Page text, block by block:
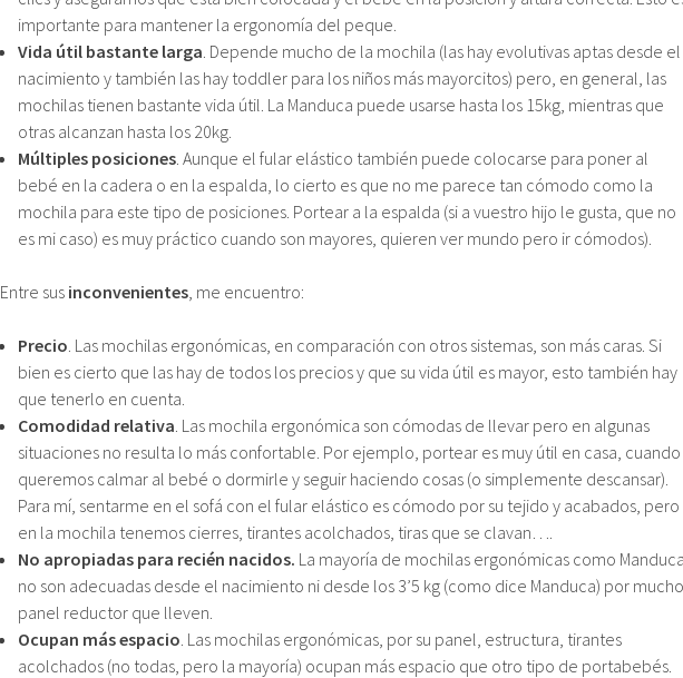
importante para mantener la ergonomía del peque.
Vida útil bastante larga . Depende mucho de la mochila (las hay evolutivas aptas desde el
nacimiento y también las hay toddler para los niños más mayorcitos) pero, en general, las
mochilas tienen bastante vida útil. La Manduca puede usarse hasta los 15kg, mientras que
otras alcanzan hasta los 20kg.
Múltiples posiciones . Aunque el fular elástico también puede colocarse para poner al
bebé en la cadera o en la espalda, lo cierto es que no me parece tan cómodo como la
mochila para este tipo de posiciones. Portear a la espalda (si a vuestro hijo le gusta, que no
es mi caso) es muy práctico cuando son mayores, quieren ver mundo pero ir cómodos).
Entre sus inconvenientes , me encuentro:
Precio . Las mochilas ergonómicas, en comparación con otros sistemas, son más caras. Si
bien es cierto que las hay de todos los precios y que su vida útil es mayor, esto también hay
que tenerlo en cuenta.
Comodidad relativa . Las mochila ergonómica son cómodas de llevar pero en algunas
situaciones no resulta lo más confortable. Por ejemplo, portear es muy útil en casa, cuando
queremos calmar al bebé o dormirle y seguir haciendo cosas (o simplemente descansar).
Para mí, sentarme en el sofá con el fular elástico es cómodo por su tejido y acabados, pero
en la mochila tenemos cierres, tirantes acolchados, tiras que se clavan….
No apropiadas para recién nacidos. La mayoría de mochilas ergonómicas como
no son adecuadas desde el nacimiento ni desde los 3’5 kg (como dice Manduca) por mucho
panel reductor que lleven.
Ocupan más espacio . Las mochilas ergonómicas, por su panel, estructura, tirantes
acolchados (no todas, pero la mayoría) ocupan más espacio que otro tipo de portabebés.